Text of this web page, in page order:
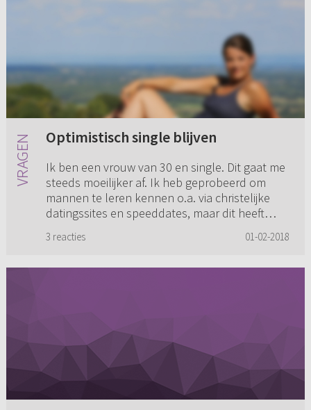
Optimistisch single blijven
Ik ben een vrouw van 30 en single. Dit gaat me
steeds moeilijker af. Ik heb geprobeerd om
mannen te leren kennen o.a. via christelijke
datingssites en speeddates, maar dit heeft
3 reacties 01-02-2018